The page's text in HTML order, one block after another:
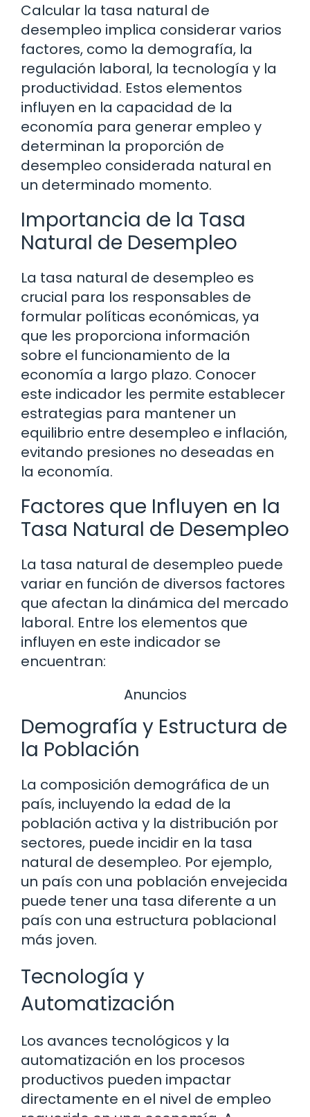
Calcular la tasa natural de
desempleo implica considerar varios
factores, como la demografía, la
regulación laboral, la tecnología y la
productividad. Estos elementos
influyen en la capacidad de la
economía para generar empleo y
determinan la proporción de
desempleo considerada natural en
un determinado momento.
Importancia de la Tasa
Natural de Desempleo
La tasa natural de desempleo es
crucial para los responsables de
formular políticas económicas, ya
que les proporciona información
sobre el funcionamiento de la
economía a largo plazo. Conocer
este indicador les permite establecer
estrategias para mantener un
equilibrio entre desempleo e inflación,
evitando presiones no deseadas en
la economía.
Factores que Influyen en la
Tasa Natural de Desempleo
La tasa natural de desempleo puede
variar en función de diversos factores
que afectan la dinámica del mercado
laboral. Entre los elementos que
influyen en este indicador se
encuentran:
Anuncios
Demografía y Estructura de
la Población
La composición demográfica de un
país, incluyendo la edad de la
población activa y la distribución por
sectores, puede incidir en la tasa
natural de desempleo. Por ejemplo,
un país con una población envejecida
puede tener una tasa diferente a un
país con una estructura poblacional
más joven.
Tecnología y
Automatización
Los avances tecnológicos y la
automatización en los procesos
productivos pueden impactar
directamente en el nivel de empleo